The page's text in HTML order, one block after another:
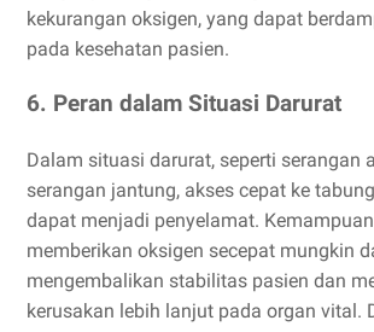
kekurangan oksigen, yang dapat
pada kesehatan pasien.
6. Peran dalam Situasi Darurat
Dalam situasi darurat, seperti serangan
serangan jantung, akses cepat ke
dapat menjadi penyelamat.
memberikan oksigen secepat mungkin
mengembalikan stabilitas pasien dan
kerusakan lebih lanjut pada organ vital.